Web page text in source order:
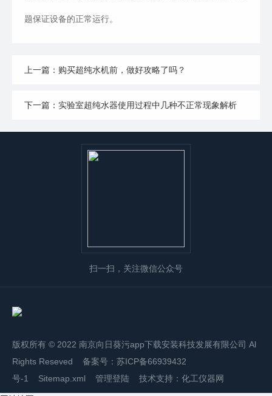
题保证设备的正常运行。
上一篇：购买超纯水机前，做好攻略了吗？
下一篇：实验室超纯水器使用过程中几种不正常现象解析
扫一扫，关注微信公众号
版权所有 © 2022 南京向日葵污app下载安装科技发展有限公司 Al
Rights Reseved 备案号： 苏ICP备66939432
号-1
Sitemap.xml 管理登陆 技术支持： 化工仪器网